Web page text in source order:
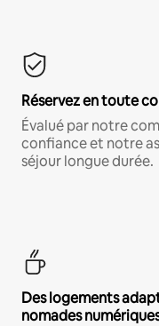
Réservez en toute
Évalué par notre
confiance et notre
séjour longue durée.
Des logements
nomades